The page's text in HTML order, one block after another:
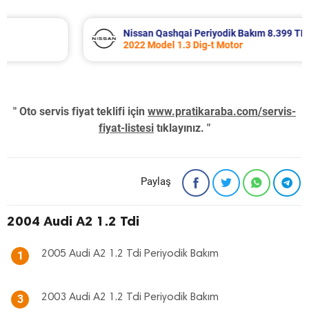
Nissan Qashqai Periyodik Bakım 8.399 TL
2022 Model 1.3 Dig-t Motor
" Oto servis fiyat teklifi için www.pratikaraba.com/servis-
fiyat-listesi tıklayınız. "
Paylaş
2004 Audi A2 1.2 Tdi
1 2005 Audi A2 1.2 Tdi Periyodik Bakım
3 2003 Audi A2 1.2 Tdi Periyodik Bakım